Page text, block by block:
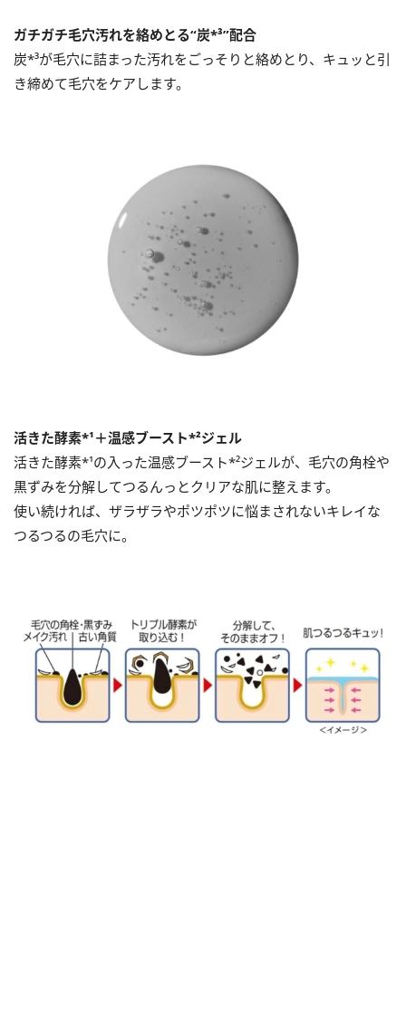
ガチガチ毛穴汚れを絡めとる“炭*³”配合
炭*³が毛穴に詰まった汚れをごっそりと絡めとり、キュッと引
き締めて毛穴をケアします。
活きた酵素*¹＋温感ブースト*²ジェル
活きた酵素*¹の入った温感ブースト*²ジェルが、毛穴の角栓や
黒ずみを分解してつるんっとクリアな肌に整えます。
使い続ければ、ザラザラやポツポツに悩まされないキレイな
つるつるの毛穴に。